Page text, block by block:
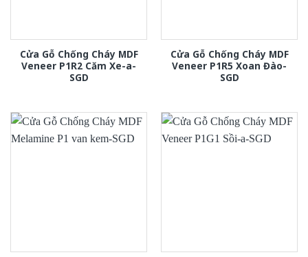
Cửa Gỗ Chống Cháy MDF
Veneer P1R2 Căm Xe-a-
SGD
Cửa Gỗ Chống Cháy MDF
Veneer P1R5 Xoan Đào-
SGD